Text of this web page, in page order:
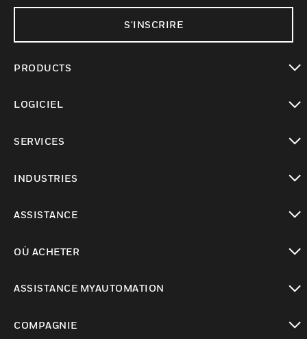
S'INSCRIRE
PRODUCTS
LOGICIEL
SERVICES
INDUSTRIES
ASSISTANCE
OÙ ACHETER
ASSISTANCE MYAUTOMATION
COMPAGNIE